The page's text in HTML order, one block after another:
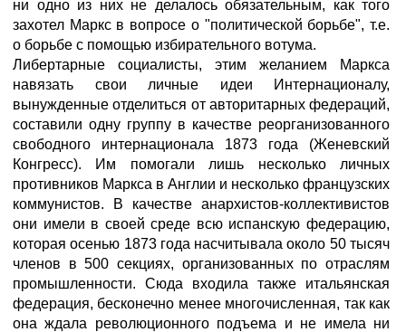
ни одно из них не делалось обязательным, как того
захотел Маркс в вопросе о "политической борьбе", т.е.
о борьбе с помощью избирательного вотума.
Либертарные социалисты, этим желанием Маркса
навязать свои личные идеи Интернационалу,
вынужденные отделиться от авторитарных федераций,
составили одну группу в качестве реорганизованного
свободного интернационала 1873 года (Женевский
Конгресс). Им помогали лишь несколько личных
противников Маркса в Англии и несколько французских
коммунистов. В качестве анархистов-коллективистов
они имели в своей среде всю испанскую федерацию,
которая осенью 1873 года насчитывала около 50 тысяч
членов в 500 секциях, организованных по отраслям
промышленности. Сюда входила также итальянская
федерация, бесконечно менее многочисленная, так как
она ждала революционного подъема и не имела ни